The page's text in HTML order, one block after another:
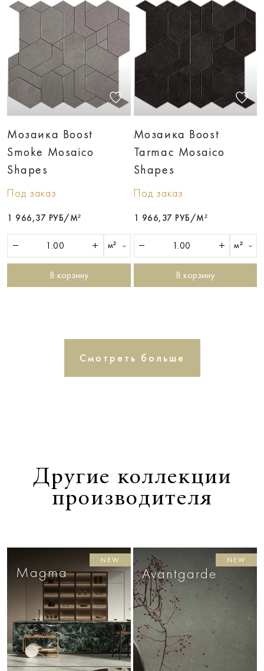
Мозаика Boost
Smoke Mosaico
Shapes
Под заказ
1 966,37 РУБ/М²
м²
В корзину
Мозаика Boost
Tarmac Mosaico
Shapes
Под заказ
1 966,37 РУБ/М²
м²
В корзину
Смотреть больше
Другие коллекции
производителя
Magma
NEW
Avantgarde
NEW